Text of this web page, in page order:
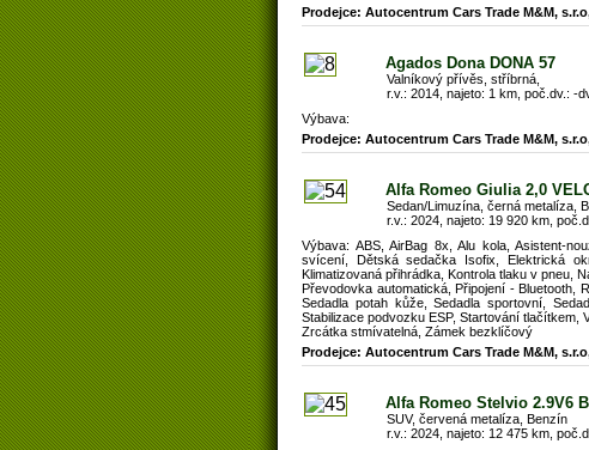
Prodejce: Autocentrum Cars Trade M&M,
Agados Dona DONA 57
Valníkový přívěs, stříbrná,
r.v.: 2014, najeto: 1 km, poč.dv.: -
Výbava:
Prodejce: Autocentrum Cars Trade M&M,
Alfa Romeo Giulia 2,0
Sedan/Limuzína, černá metalíza,
r.v.: 2024, najeto: 19 920 km,
Výbava: ABS, AirBag 8x, Alu kola, Asistent-
svícení, Dětská sedačka Isofix, Elektrická
Klimatizovaná přihrádka, Kontrola tlaku v pneu,
Převodovka automatická, Připojení - Bluetooth,
Sedadla potah kůže, Sedadla sportovní,
Stabilizace podvozku ESP, Startování tlačítkem,
Zrcátka stmívatelná, Zámek bezklíčový
Prodejce: Autocentrum Cars Trade M&M,
Alfa Romeo Stelvio 2.9V6
SUV, červená metalíza, Benzín
r.v.: 2024, najeto: 12 475 km,